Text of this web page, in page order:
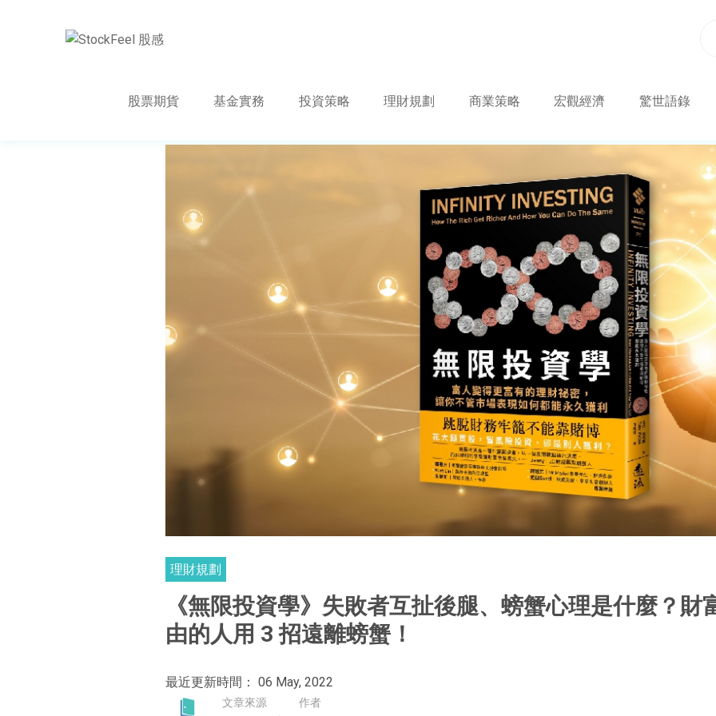
股票期貨 基金實務 投資策略 理財規劃 商業策略 宏觀經濟 驚世語錄
理財規劃
《無限投資學》失敗者互扯後腿、螃蟹心理是什麼？財
由的人用 3 招遠離螃蟹！
最近更新時間： 06 May, 2022
文章來源 作者